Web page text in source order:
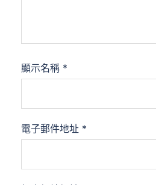
顯示名稱 *
電子郵件地址 *